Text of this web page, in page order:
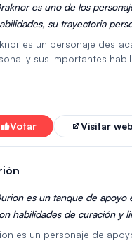
es uno de los
su trayectoria
personajes, lo que indica
es un personaje
y sus importantes
Votar
Visitar web
es un tanque de apoyo
habilidades de curación y
la supervivencia y el
es un personaje de